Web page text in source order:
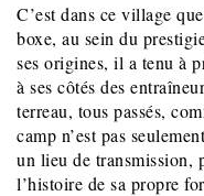
C’est dans ce village
boxe, au sein du
ses origines, il a tenu à
à ses côtés des
terreau, tous passés,
camp n’est pas
un lieu de transmission,
l’histoire de sa propre